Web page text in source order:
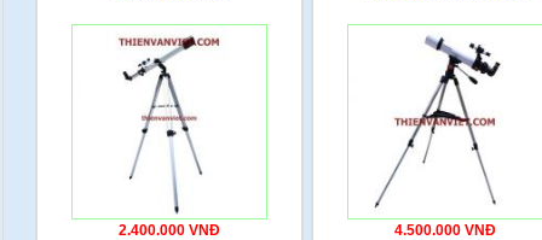
2.400.000 VNĐ 4.500.000 VNĐ